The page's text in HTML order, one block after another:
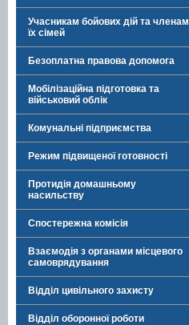
Учасникам бойових дій та членам
їх сімей
Безоплатна правова допомога
Мобілізаційна підготовка та
військовий облік
Комунальні підприємства
Режим підвищеної готовності
Протидія домашньому
насильству
Спостережна комісія
Взаємодія з органами місцевого
самоврядування
Відділ цивільного захисту
Відділ оборонної роботи